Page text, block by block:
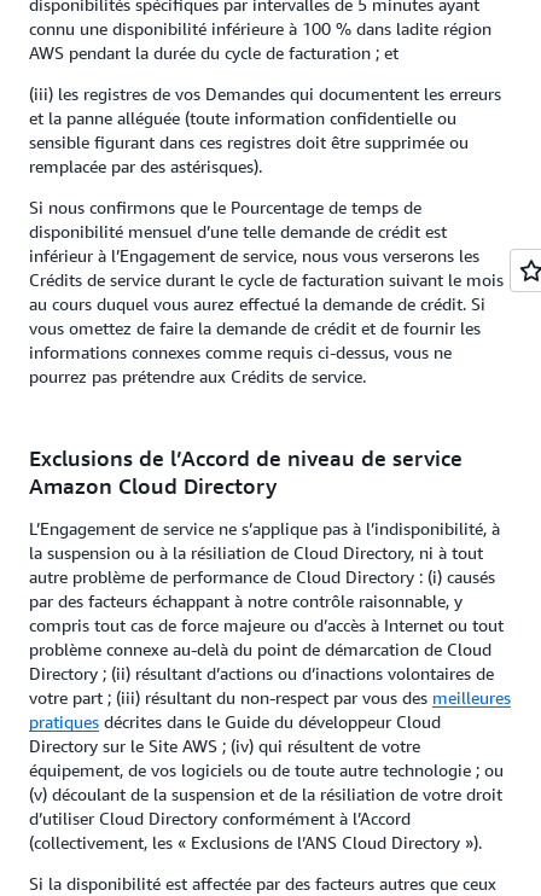
disponibilités spécifiques par intervalles de 5 minutes ayant
connu une disponibilité inférieure à 100 % dans ladite région
AWS pendant la durée du cycle de facturation ; et
(iii) les registres de vos Demandes qui documentent les erreurs
et la panne alléguée (toute information confidentielle ou
sensible figurant dans ces registres doit être supprimée ou
remplacée par des astérisques).
Si nous confirmons que le Pourcentage de temps de
disponibilité mensuel d’une telle demande de crédit est
inférieur à l’Engagement de service, nous vous verserons les
Crédits de service durant le cycle de facturation suivant le mois
au cours duquel vous aurez effectué la demande de crédit. Si
vous omettez de faire la demande de crédit et de fournir les
informations connexes comme requis ci-dessus, vous ne
pourrez pas prétendre aux Crédits de service.
Exclusions de l’Accord de niveau de service
Amazon Cloud Directory
L’Engagement de service ne s’applique pas à l’indisponibilité, à
la suspension ou à la résiliation de Cloud Directory, ni à tout
autre problème de performance de Cloud Directory : (i) causés
par des facteurs échappant à notre contrôle raisonnable, y
compris tout cas de force majeure ou d’accès à Internet ou tout
problème connexe au-delà du point de démarcation de Cloud
Directory ; (ii) résultant d’actions ou d’inactions volontaires de
votre part ; (iii) résultant du non-respect par vous des meilleures
pratiques décrites dans le Guide du développeur Cloud
Directory sur le Site AWS ; (iv) qui résultent de votre
équipement, de vos logiciels ou de toute autre technologie ; ou
(v) découlant de la suspension et de la résiliation de votre droit
d’utiliser Cloud Directory conformément à l’Accord
(collectivement, les « Exclusions de l’ANS Cloud Directory »).
Si la disponibilité est affectée par des facteurs autres que ceux